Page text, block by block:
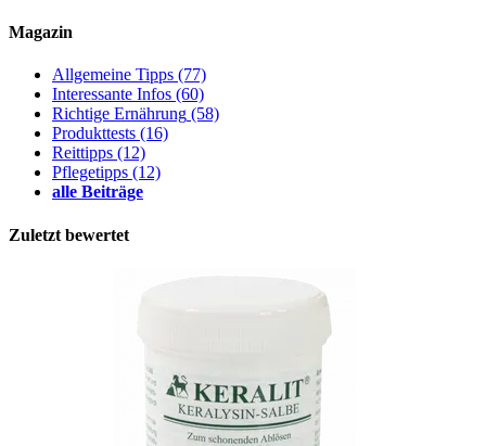
Magazin
Allgemeine Tipps (77)
Interessante Infos (60)
Richtige Ernährung (58)
Produkttests (16)
Reittipps (12)
Pflegetipps (12)
alle Beiträge
Zuletzt bewertet